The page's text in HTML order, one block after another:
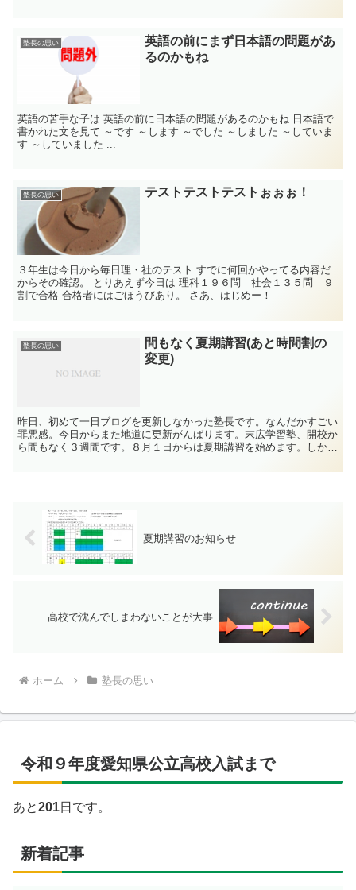
塾長の思い
英語の前にまず日本語の問題があ
るのかもね
英語の苦手な子は 英語の前に日本語の問題があるのかもね 日本語で
書かれた文を見て ～です ～します ～でした ～しました ～していま
す ～していました ...
塾長の思い テストテストテストぉぉぉ！
３年生は今日から毎日理・社のテスト すでに何回かやってる内容だ
からその確認。 とりあえず今日は 理科１９６問 社会１３５問 ９
割で合格 合格者にはごほうびあり。 さあ、はじめー！
塾長の思い
間もなく夏期講習(あと時間割の
変更)
昨日、初めて一日ブログを更新しなかった塾長です。なんだかすごい
罪悪感。今日からまた地道に更新がんばります。末広学習塾、開校か
ら間もなく３週間です。８月１日からは夏期講習を始めます。しか
夏期講習のお知らせ
高校で沈んでしまわないことが大事
ホーム 塾長の思い
令和９年度愛知県公立高校入試まで
あと201日です。
新着記事